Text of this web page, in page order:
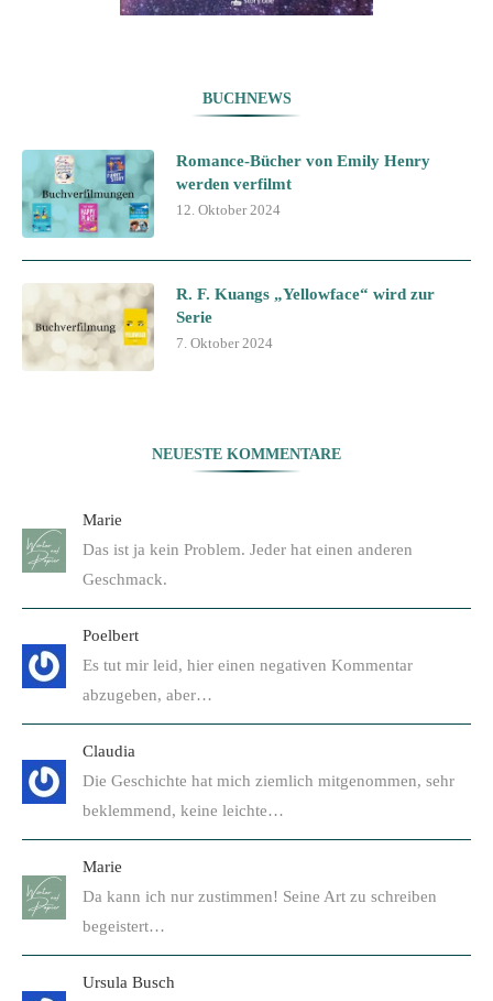
BUCHNEWS
Romance-Bücher von Emily Henry
werden verfilmt
12. Oktober 2024
R. F. Kuangs „Yellowface“ wird zur
Serie
7. Oktober 2024
NEUESTE KOMMENTARE
Marie
Das ist ja kein Problem. Jeder hat einen anderen
Geschmack.
Poelbert
Es tut mir leid, hier einen negativen Kommentar
abzugeben, aber…
Claudia
Die Geschichte hat mich ziemlich mitgenommen, sehr
beklemmend, keine leichte…
Marie
Da kann ich nur zustimmen! Seine Art zu schreiben
begeistert…
Ursula Busch